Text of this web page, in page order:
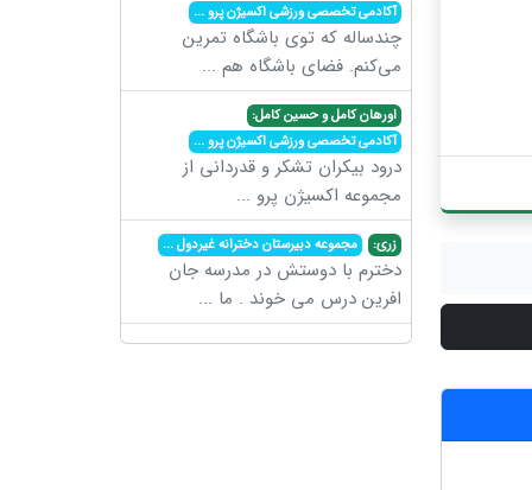
آکادمی تخصصی ورزشی اکسیژن پرو...
چندساله که توی باشگاه تمرین
می‌کنم. فضای باشگاه هم ...
اورهان کامل و حسین کامل:
آکادمی تخصصی ورزشی اکسیژن پرو...
درود بیکران تشکر و قدردانی از
مجموعه اکسیژن پرو ...
زری: مجموعه دبیرستان دخترانه غیردول...
دخترم با دوستش در مدرسه جان
افرین درس می خوند . ما ...